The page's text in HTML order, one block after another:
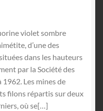
violet sombre
d’une des
dans les hauteurs
par la Société des
Les mines de
filons répartis sur deux
où se[…]